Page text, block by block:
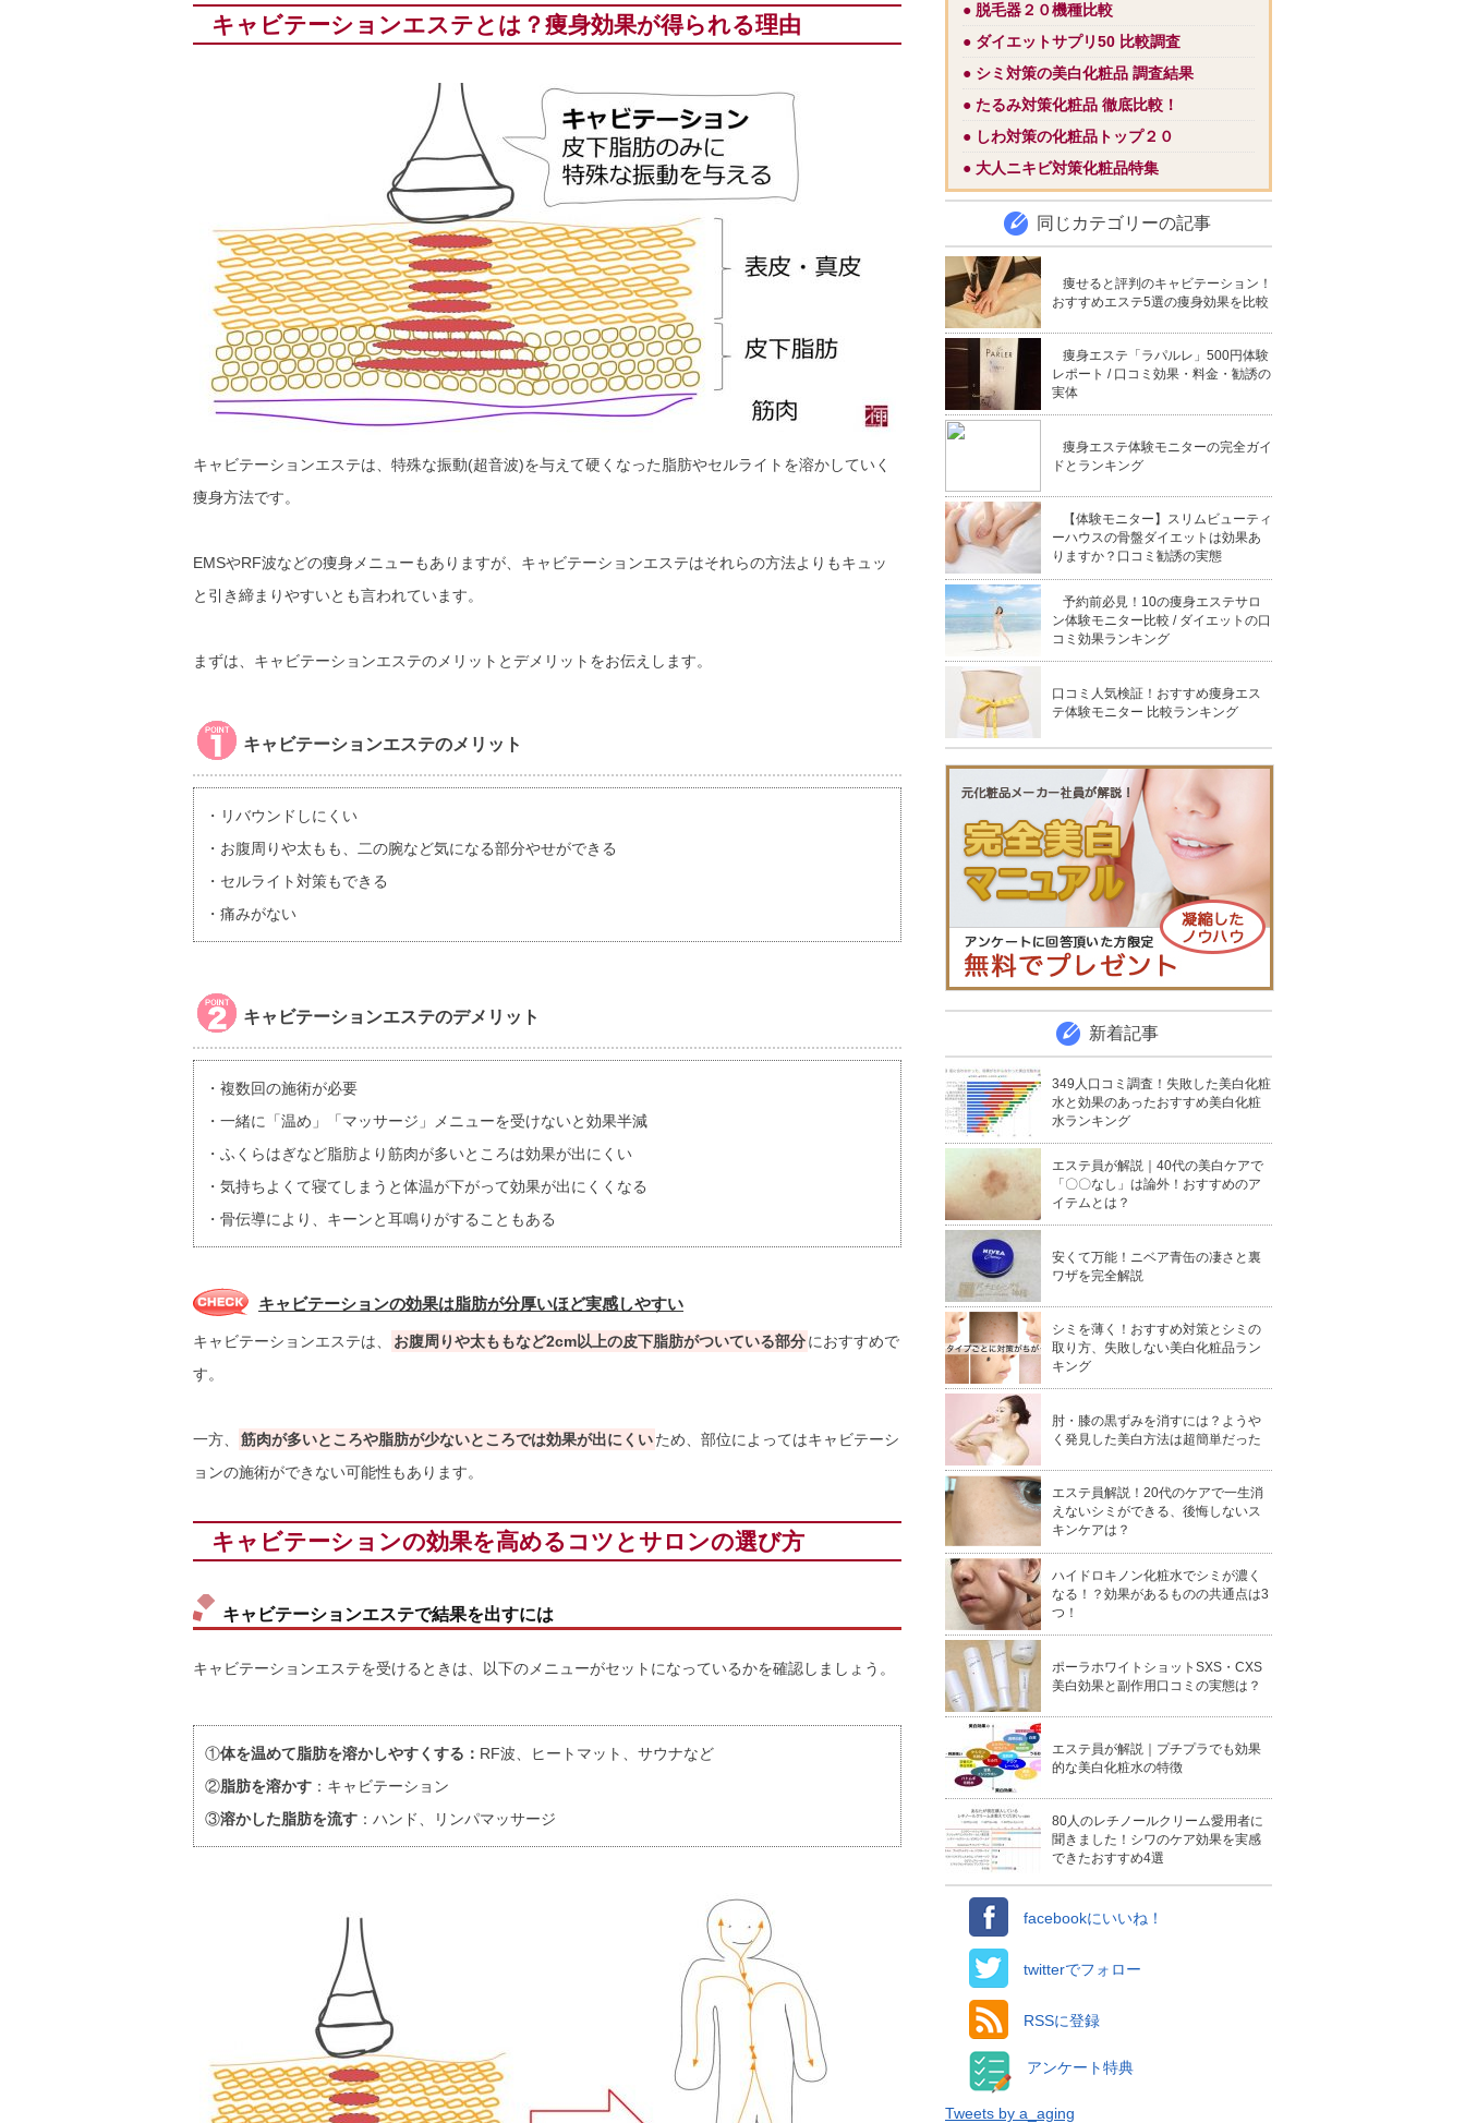
キャビテーションエステとは？痩身効果が得られる理由
キャビテーションエステは、特殊な振動(超音波)を与えて硬くなった脂肪やセルライトを溶かしていく
痩身方法です。
EMSやRF波などの痩身メニューもありますが、キャビテーションエステはそれらの方法よりもキュッ
と引き締まりやすいとも言われています。
まずは、キャビテーションエステのメリットとデメリットをお伝えします。
キャビテーションエステのメリット
・リバウンドしにくい
・お腹周りや太もも、二の腕など気になる部分やせができる
・セルライト対策もできる
・痛みがない
キャビテーションエステのデメリット
・複数回の施術が必要
・一緒に「温め」「マッサージ」メニューを受けないと効果半減
・ふくらはぎなど脂肪より筋肉が多いところは効果が出にくい
・気持ちよくて寝てしまうと体温が下がって効果が出にくくなる
・骨伝導により、キーンと耳鳴りがすることもある
キャビテーションの効果は脂肪が分厚いほど実感しやすい
キャビテーションエステは、 お腹周りや太ももなど2cm以上の皮下脂肪がついている部分におすすめで
す。
一方、 筋肉が多いところや脂肪が少ないところでは効果が出にくいため、部位によってはキャビテーシ
ョンの施術ができない可能性もあります。
キャビテーションの効果を高めるコツとサロンの選び方
キャビテーションエステで結果を出すには
キャビテーションエステを受けるときは、以下のメニューがセットになっているかを確認しましょう。
①体を温めて脂肪を溶かしやすくする： RF波、ヒートマット、サウナなど
②脂肪を溶かす ：キャビテーション
③溶かした脂肪を流す ：ハンド、リンパマッサージ
● 脱毛器２０機種比較
● ダイエットサプリ50 比較調査
● シミ対策の美白化粧品 調査結果
● たるみ対策化粧品 徹底比較！
● しわ対策の化粧品トップ２０
● 大人ニキビ対策化粧品特集
同じカテゴリーの記事
痩せると評判のキャビテーション！
おすすめエステ5選の痩身効果を比較
痩身エステ「ラパルレ」500円体験
レポート / 口コミ効果・料金・勧誘の
実体
痩身エステ体験モニターの完全ガイ
ドとランキング
【体験モニター】スリムビューティ
ーハウスの骨盤ダイエットは効果あ
りますか？口コミ勧誘の実態
予約前必見！10の痩身エステサロ
ン体験モニター比較 / ダイエットの口
コミ効果ランキング
口コミ人気検証！おすすめ痩身エス
テ体験モニター 比較ランキング
新着記事
349人口コミ調査！失敗した美白化粧
水と効果のあったおすすめ美白化粧
水ランキング
エステ員が解説｜40代の美白ケアで
「〇〇なし」は論外！おすすめのア
イテムとは？
安くて万能！ニベア青缶の凄さと裏
ワザを完全解説
シミを薄く！おすすめ対策とシミの
取り方、失敗しない美白化粧品ラン
キング
肘・膝の黒ずみを消すには？ようや
く発見した美白方法は超簡単だった
エステ員解説！20代のケアで一生消
えないシミができる、後悔しないス
キンケアは？
ハイドロキノン化粧水でシミが濃く
なる！？効果があるものの共通点は3
つ！
ポーラホワイトショットSXS・CXS
美白効果と副作用口コミの実態は？
エステ員が解説｜プチプラでも効果
的な美白化粧水の特徴
80人のレチノールクリーム愛用者に
聞きました！シワのケア効果を実感
できたおすすめ4選
facebookにいいね！
twitterでフォロー
RSSに登録
アンケート特典
Tweets by a_aging